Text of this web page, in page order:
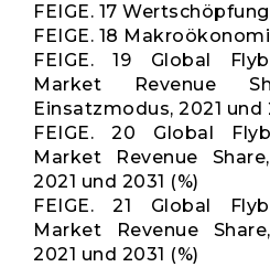
FEIGE. 17
FEIGE. 18
FEIGE. 19 Global
Market Revenue
Einsatzmodus, 2021 und
FEIGE. 20 Global
Market Revenue
2021 und 2031 (%)
FEIGE. 21 Global
Market Revenue
2021 und 2031 (%)